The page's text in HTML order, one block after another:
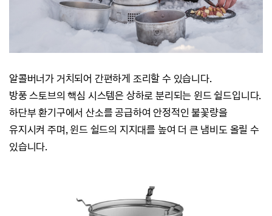
알콜버너가 거치되어 간편하게 조리할 수 있습니다.
방풍 스토브의 핵심 시스템은 상하로 분리되는 윈드 쉴드입니다.
하단부 환기구에서 산소를 공급하여 안정적인 불꽃량을
유지시켜 주며,윈드 쉴드의 지지대를 높여 더 큰 냄비도 올릴 수
있습니다.